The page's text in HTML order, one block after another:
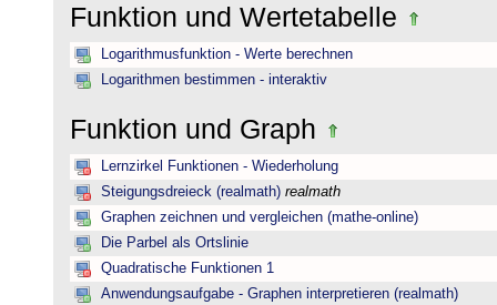
Funktion und Wertetabelle
Logarithmusfunktion - Werte berechnen
Logarithmen bestimmen - interaktiv
Funktion und Graph
Lernzirkel Funktionen - Wiederholung
Steigungsdreieck (realmath) realmath
Graphen zeichnen und vergleichen (mathe-online)
Die Parbel als Ortslinie
Quadratische Funktionen 1
Anwendungsaufgabe - Graphen interpretieren (realmath)